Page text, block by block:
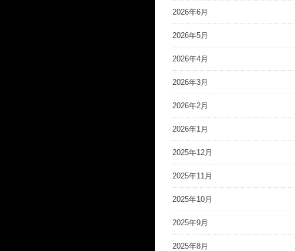
2026年6月
2026年5月
2026年4月
2026年3月
2026年2月
2026年1月
2025年12月
2025年11月
2025年10月
2025年9月
2025年8月